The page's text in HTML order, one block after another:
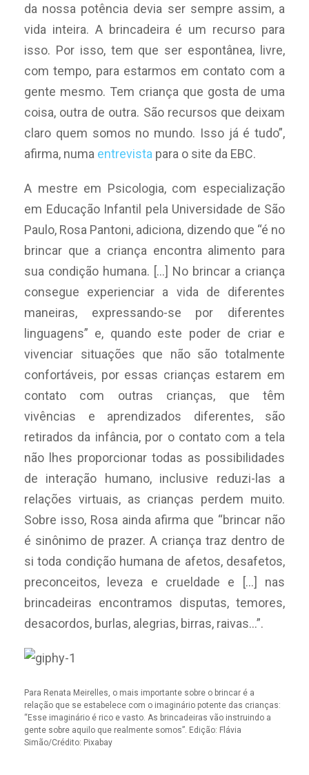
da nossa potência devia ser sempre assim, a
vida inteira. A brincadeira é um recurso para
isso. Por isso, tem que ser espontânea, livre,
com tempo, para estarmos em contato com a
gente mesmo. Tem criança que gosta de uma
coisa, outra de outra. São recursos que deixam
claro quem somos no mundo. Isso já é tudo”,
afirma, numa entrevista para o site da EBC.
A mestre em Psicologia, com especialização
em Educação Infantil pela Universidade de São
Paulo, Rosa Pantoni, adiciona, dizendo que “é no
brincar que a criança encontra alimento para
sua condição humana. […] No brincar a criança
consegue experienciar a vida de diferentes
maneiras, expressando-se por diferentes
linguagens” e, quando este poder de criar e
vivenciar situações que não são totalmente
confortáveis, por essas crianças estarem em
contato com outras crianças, que têm
vivências e aprendizados diferentes, são
retirados da infância, por o contato com a tela
não lhes proporcionar todas as possibilidades
de interação humano, inclusive reduzi-las a
relações virtuais, as crianças perdem muito.
Sobre isso, Rosa ainda afirma que “brincar não
é sinônimo de prazer. A criança traz dentro de
si toda condição humana de afetos, desafetos,
preconceitos, leveza e crueldade e […] nas
brincadeiras encontramos disputas, temores,
desacordos, burlas, alegrias, birras, raivas…”.
Para Renata Meirelles, o mais importante sobre o brincar é a
relação que se estabelece com o imaginário potente das crianças:
“Esse imaginário é rico e vasto. As brincadeiras vão instruindo a
gente sobre aquilo que realmente somos”. Edição: Flávia
Simão/Crédito: Pixabay